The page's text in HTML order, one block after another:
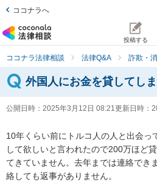
ココナラへ
投稿する
ココナラ法律相談 法律Q&A 詐欺・
外国人にお金を貸してし
公開日時： 2025年3月12日 08:21更新日時：
10年くらい前にトルコ人の人と出会っ
して欲しいと言われたので200万ほど
てきていません。去年までは連絡でき
絡しても返事がありません。